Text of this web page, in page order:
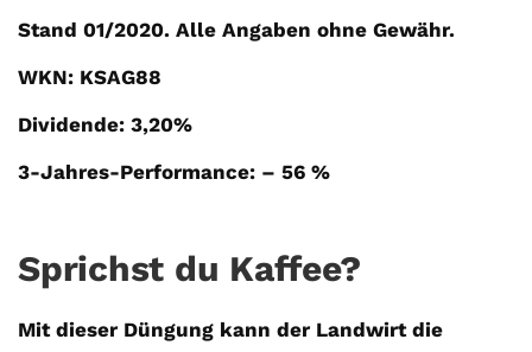
Stand 01/2020. Alle Angaben ohne Gewähr.
WKN: KSAG88
Dividende: 3,20%
3-Jahres-Performance: – 56 %
Sprichst du Kaffee?
Mit dieser Düngung kann der Landwirt die